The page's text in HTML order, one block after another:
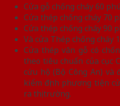
Cửa gỗ chống cháy 60
Cửa thép chống cháy 70
Cửa thép chống cháy 90
Và cửa Thép chống cháy
Cửa thép vân gỗ có
theo tiêu chuẩn của cục
cứu hộ (Bộ Công An) và
kiểm định phương tiện
ra thị trường.